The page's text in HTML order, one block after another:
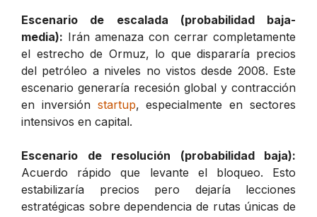
Escenario de escalada (probabilidad baja-
media): Irán amenaza con cerrar completamente
el estrecho de Ormuz, lo que dispararía precios
del petróleo a niveles no vistos desde 2008. Este
escenario generaría recesión global y contracción
en inversión startup, especialmente en sectores
intensivos en capital.
Escenario de resolución (probabilidad baja):
Acuerdo rápido que levante el bloqueo. Esto
estabilizaría precios pero dejaría lecciones
estratégicas sobre dependencia de rutas únicas de